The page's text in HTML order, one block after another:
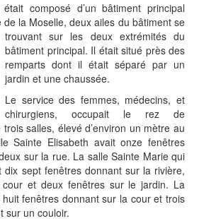
composé d’un bâtiment principal
la Moselle, deux ailes du bâtiment se
trouvant sur les deux extrémités du
bâtiment principal. Il était situé près des
remparts dont il était séparé par un
jardin et une chaussée.
Le service des femmes, médecins, et
chirurgiens, occupait le rez de
salles, élevé d’environ un mètre au
Sainte Elisabeth avait onze fenêtres
sur la rue. La salle Sainte Marie qui
dix sept fenêtres donnant sur la rivière,
et deux fenêtres sur le jardin. La
fenêtres donnant sur la cour et trois
sur un couloir.